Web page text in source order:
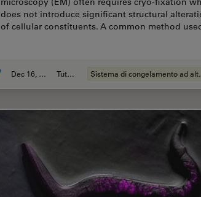
does not introduce significant structural
of cellular constituents. A common method
Dec 16, 2025 Tutorial Sistema